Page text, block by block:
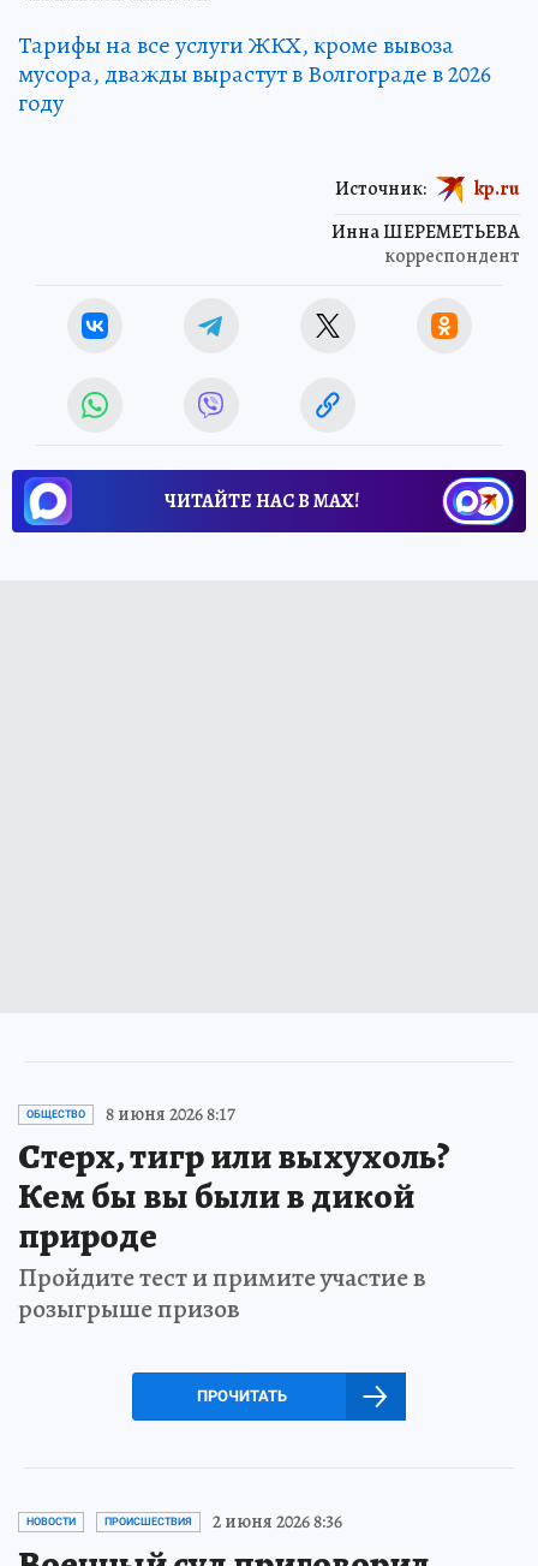
Тарифы на все услуги ЖКХ, кроме вывоза
мусора, дважды вырастут в Волгограде в 2026
году
Инна ШЕРЕМЕТЬЕВА
корреспондент
Источник: kp.ru
ЧИТАЙТЕ НАС В МАХ!
ОБЩЕСТВО 8 июня 2026 8:17
Стерх, тигр или выхухоль?
Кем бы вы были в дикой
природе
Пройдите тест и примите участие в
розыгрыше призов
ПРОЧИТАТЬ
НОВОСТИ ПРОИСШЕСТВИЯ 2 июня 2026 8:36